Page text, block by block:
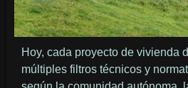
Hoy, cada proyecto de vivienda
múltiples filtros técnicos y